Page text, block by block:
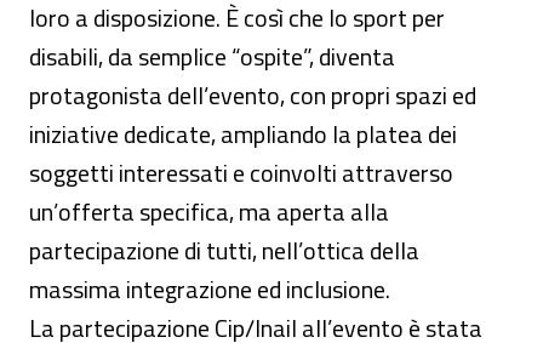
loro a disposizione. È così che lo sport per
disabili, da semplice “ospite”, diventa
protagonista dell’evento, con propri spazi ed
iniziative dedicate, ampliando la platea dei
soggetti interessati e coinvolti attraverso
un’offerta specifica, ma aperta alla
partecipazione di tutti, nell’ottica della
massima integrazione ed inclusione.
La partecipazione Cip/Inail all’evento è stata